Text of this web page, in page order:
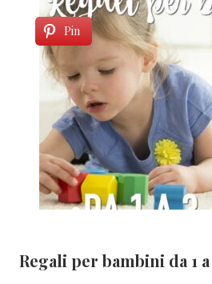
Pin
Regali per bambini da 1